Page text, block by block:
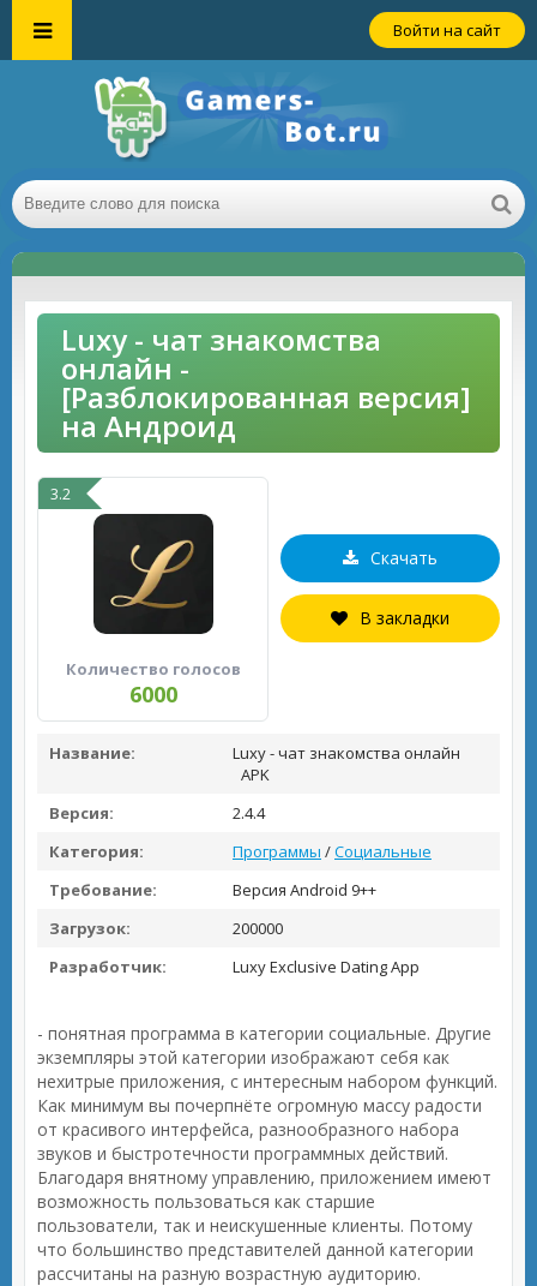
Войти на сайт
Luxy - чат знакомства
онлайн -
[Разблокированная версия]
на Андроид
3.2
Количество голосов
6000
Скачать
В закладки
Название:
Luxy - чат знакомства онлайн
APK
Версия:
2.4.4
Категория:
Программы /Социальные
Требование:
Версия Android 9++
Загрузок:
200000
Разработчик:
Luxy Exclusive Dating App
- понятная программа в категории социальные. Другие
экземпляры этой категории изображают себя как
нехитрые приложения, с интересным набором функций.
Как минимум вы почерпнёте огромную массу радости
от красивого интерфейса, разнообразного набора
звуков и быстротечности программных действий.
Благодаря внятному управлению, приложением имеют
возможность пользоваться как старшие
пользователи, так и неискушенные клиенты. Потому
что большинство представителей данной категории
рассчитаны на разную возрастную аудиторию.